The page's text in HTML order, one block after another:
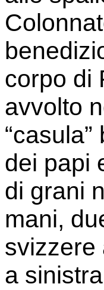
corpo di
avvolto
dei papi
di grani
mani,
svizzere
a